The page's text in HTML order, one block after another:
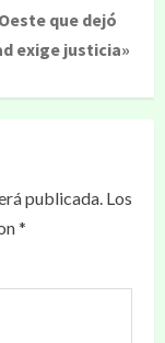
que dejó
exige justicia»
publicada. Los
*